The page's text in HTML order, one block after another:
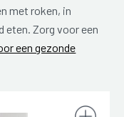
met roken, in
eten. Zorg voor een
een gezonde